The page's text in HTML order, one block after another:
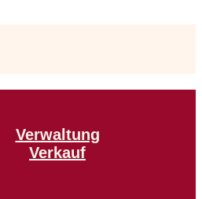
Verwaltung
Verkauf